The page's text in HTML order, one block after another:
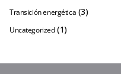
Transición energética (3)
Uncategorized (1)